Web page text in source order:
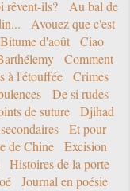
rêvent-ils?
Au bal de
Avouez que c'est
Bitume d'août
Ciao
Comment
à l'étouffée
Crimes
De si rudes
de suture
Djihad
Et pour
de Chine
Excision
Histoires de la porte
Journal en poésie